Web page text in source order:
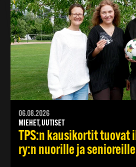
06.08.2026
MIEHET, UUTISET
TPS:n kausikortit tuovat
ry:n nuorille ja senioreille